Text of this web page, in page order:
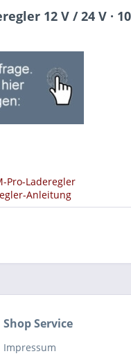
12 V / 24 V ·
Pro-Laderegler
Anleitung
Shop Service
Impressum